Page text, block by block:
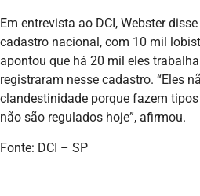
Em entrevista ao DCI, Webster
cadastro nacional, com 10 mil
apontou que há 20 mil eles
registraram nesse cadastro. “Eles
clandestinidade porque fazem
não são regulados hoje”, afirmou.
Fonte: DCI – SP